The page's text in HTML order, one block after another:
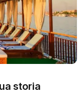
storia